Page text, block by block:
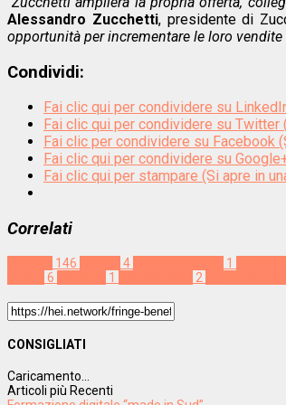
Alessandro Zucchetti, presidente di
opportunità per incrementare le loro
Condividi:
Fai clic qui per condividere su
Fai clic qui per condividere su Twitter
Fai clic per condividere su Facebook
Fai clic qui per condividere su
Fai clic qui per stampare (Si apre in
Correlati
146 4 1
6 1 2
CONSIGLIATI
Caricamento...
Articoli più Recenti